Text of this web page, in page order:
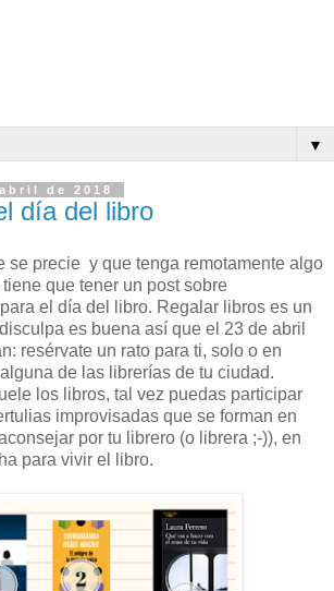
▼
de 2018
día del libro
se precie y que tenga remotamente algo
que tener un post sobre
el día del libro. Regalar libros es un
es buena así que el 23 de abril
resérvate un rato para ti, solo o en
de las librerías de tu ciudad.
los libros, tal vez puedas participar
improvisadas que se forman en
por tu librero (o librera ;-)), en
para vivir el libro.